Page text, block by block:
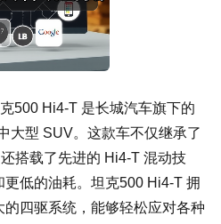
500 Hi4-T 是长城汽车旗下的
大型 SUV。这款车不仅继承了
搭载了先进的 Hi4-T 混动技
低的油耗。坦克500 Hi4-T 拥
四驱系统，能够轻松应对各种